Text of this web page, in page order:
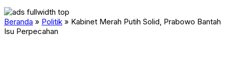
Beranda » Politik » Kabinet Merah Putih Solid, Prabowo Bantah
Isu Perpecahan